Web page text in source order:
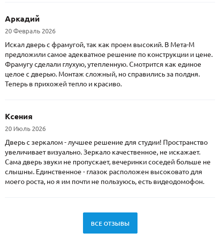
Аркадий
20 Февраль 2026
Искал дверь с фрамугой, так как проем высокий. В Мета-М
предложили самое адекватное решение по конструкции и цене.
Фрамугу сделали глухую, утепленную. Смотрится как единое
целое с дверью. Монтаж сложный, но справились за полдня.
Теперь в прихожей тепло и красиво.
Ксения
20 Июль 2026
Дверь с зеркалом - лучшее решение для студии! Пространство
увеличивает визуально. Зеркало качественное, не искажает.
Сама дверь звуки не пропускает, вечеринки соседей больше не
слышны. Единственное - глазок расположен высоковато для
моего роста, но я им почти не пользуюсь, есть видеодомофон.
ВСЕ ОТЗЫВЫ